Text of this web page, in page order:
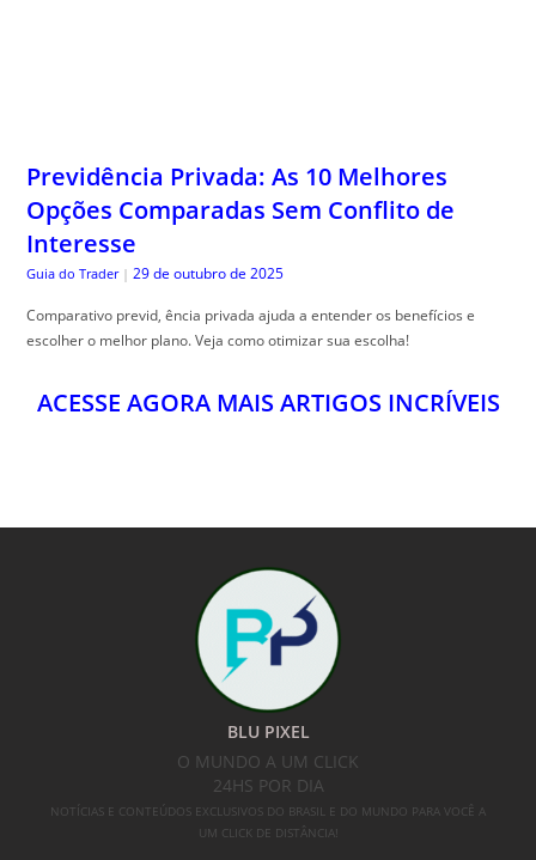
Previdência Privada: As 10 Melhores
Opções Comparadas Sem Conflito de
Interesse
Guia do Trader | 29 de outubro de 2025
Comparativo previd, ência privada ajuda a entender os benefícios e
escolher o melhor plano. Veja como otimizar sua escolha!
ACESSE AGORA MAIS ARTIGOS INCRÍVEIS
BLU PIXEL
O MUNDO A UM CLICK
24HS POR DIA
NOTÍCIAS E CONTEÚDOS EXCLUSIVOS DO BRASIL E DO MUNDO PARA VOCÊ A
UM CLICK DE DISTÂNCIA!